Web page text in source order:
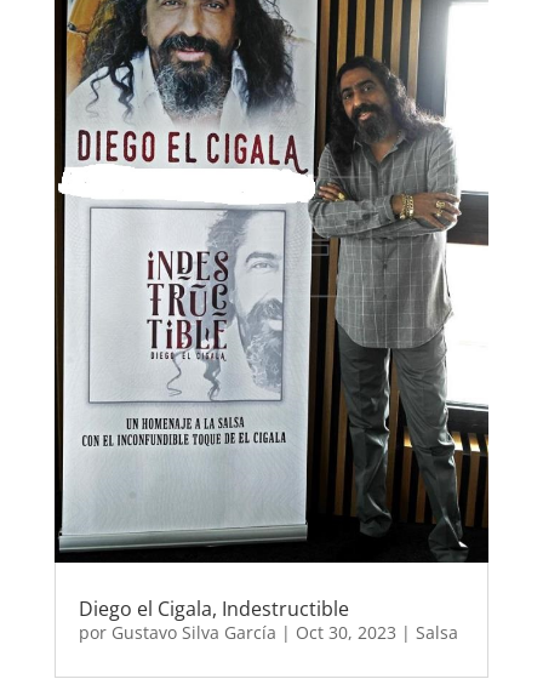
Diego el Cigala, Indestructible
por Gustavo Silva García | Oct 30, 2023 | Salsa